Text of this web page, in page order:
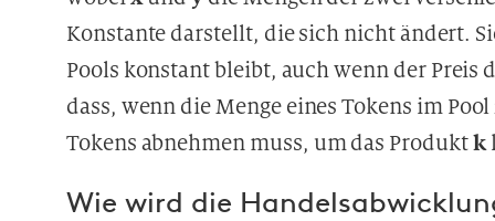
Konstante darstellt, die sich nicht ändert.
Pools konstant bleibt, auch wenn der Preis
dass, wenn die Menge eines Tokens im
Tokens abnehmen muss, um das Produktk
Wie wird die